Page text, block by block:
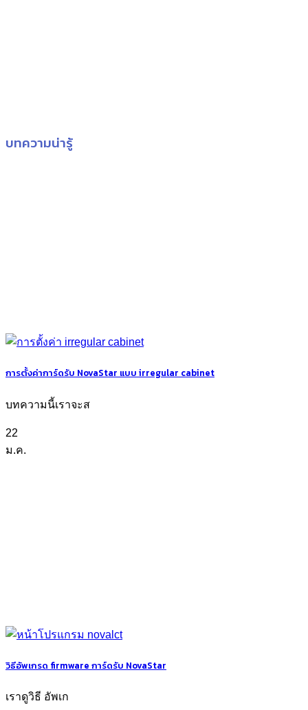
บทความน่ารู้
การตั้งค่าการ์ดรับ NovaStar แบบ irregular cabinet
บทความนี้เราจะส
22
ม.ค.
วิธีอัพเกรด firmware การ์ดรับ NovaStar
เราดูวิธี อัพเก